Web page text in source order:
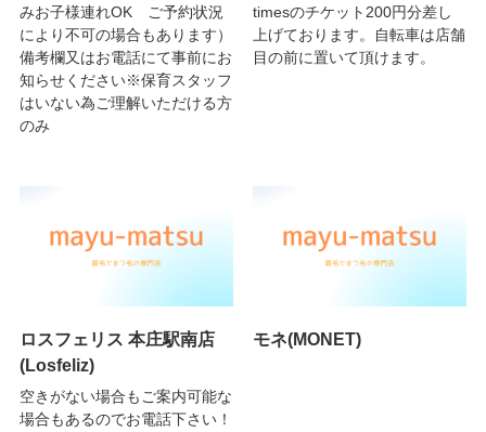
みお子様連れOK ご予約状況
により不可の場合もあります）
備考欄又はお電話にて事前にお
知らせください※保育スタッフ
はいない為ご理解いただける方
のみ
timesのチケット200円分差し
上げております。自転車は店舗
目の前に置いて頂けます。
ロスフェリス 本庄駅南店
(Losfeliz)
空きがない場合もご案内可能な
場合もあるのでお電話下さい！
モネ(MONET)